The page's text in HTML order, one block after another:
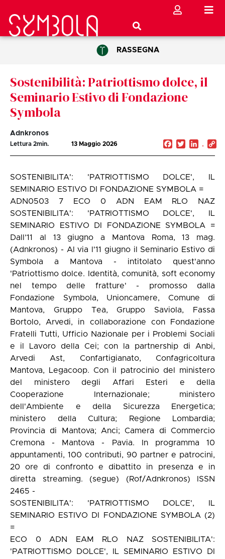
RASSEGNA
Sostenibilità: Patriottismo dolce, il
Seminario Estivo di Fondazione
Symbola
Adnkronos
Lettura 2min. 13 Maggio 2026 Facebook
Twitter
SOSTENIBILITA': 'PATRIOTTISMO DOLCE', IL
SEMINARIO ESTIVO DI FONDAZIONE SYMBOLA =
ADN0503 7 ECO 0 ADN EAM RLO NAZ
SOSTENIBILITA': 'PATRIOTTISMO DOLCE', IL
SEMINARIO ESTIVO DI FONDAZIONE SYMBOLA =
Dall’11 al 13 giugno a Mantova Roma, 13 mag.
(Adnkronos) - Al via l'11 giugno il Seminario Estivo di
Symbola a Mantova - intitolato quest'anno
'Patriottismo dolce. Identità, comunità, soft economy
nel tempo delle fratture' - promosso dalla
Fondazione Symbola, Unioncamere, Comune di
Mantova, Gruppo Tea, Gruppo Saviola, Fassa
Bortolo, Arvedi, in collaborazione con Fondazione
Fratelli Tutti, Ufficio Nazionale per i Problemi Sociali
e il Lavoro della Cei; con la partnership di Anbi,
Arvedi Ast, Confartigianato, Confagricoltura
Mantova, Legacoop. Con il patrocinio del ministero
del ministero degli Affari Esteri e della
Cooperazione Internazionale; ministero
dell'Ambiente e della Sicurezza Energetica;
ministero della Cultura; Regione Lombardia;
Provincia di Mantova; Anci; Camera di Commercio
Cremona - Mantova - Pavia. In programma 10
appuntamenti, 100 contributi, 90 partner e patrocini,
20 ore di confronto e dibattito in presenza e in
diretta streaming. (segue) (Rof/Adnkronos) ISSN
2465 -
SOSTENIBILITA': 'PATRIOTTISMO DOLCE', IL
SEMINARIO ESTIVO DI FONDAZIONE SYMBOLA (2)
=
ECO 0 ADN EAM RLO NAZ SOSTENIBILITA':
'PATRIOTTISMO DOLCE', IL SEMINARIO ESTIVO DI